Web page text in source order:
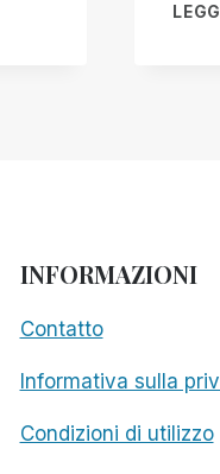
INFORMAZIONI
Contatto
Informativa sulla
Condizioni di utilizzo